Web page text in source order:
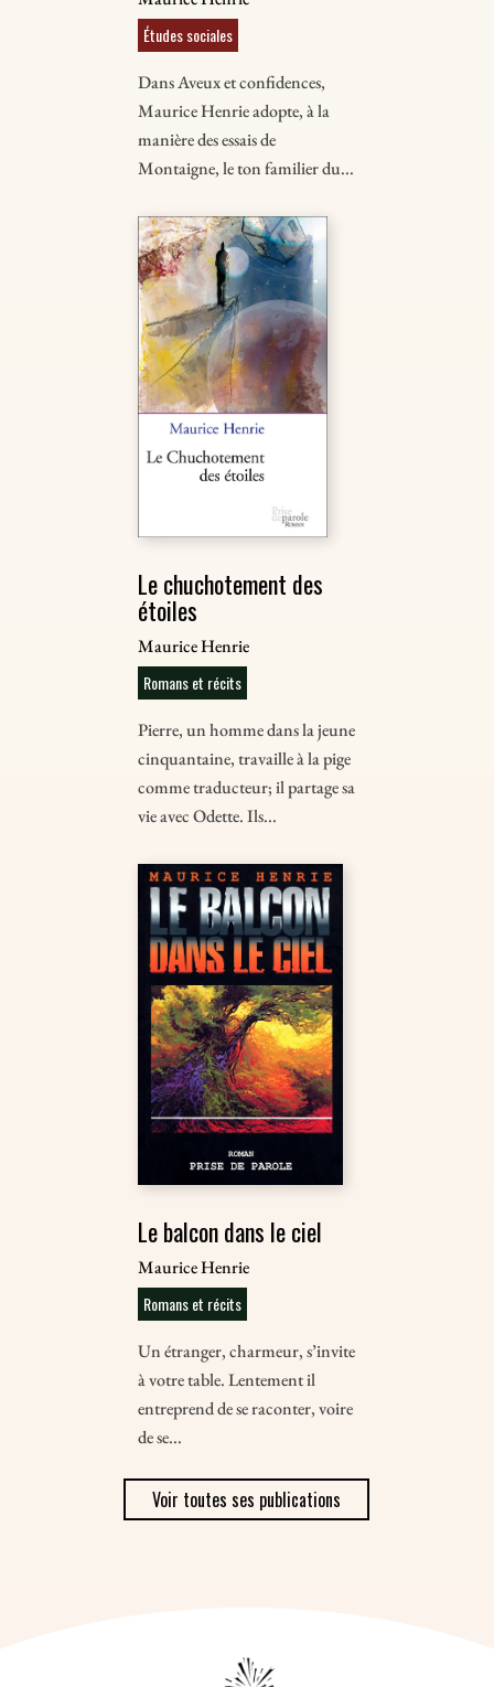
Études sociales
Dans Aveux et confidences,
Maurice Henrie adopte, à la
manière des essais de
Montaigne, le ton familier du...
Le chuchotement des
étoiles
Maurice Henrie
Romans et récits
Pierre, un homme dans la jeune
cinquantaine, travaille à la pige
comme traducteur; il partage sa
vie avec Odette. Ils...
Le balcon dans le ciel
Maurice Henrie
Romans et récits
Un étranger, charmeur, s’invite
à votre table. Lentement il
entreprend de se raconter, voire
de se...
Voir toutes ses publications